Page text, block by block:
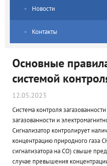
Новости
Контакты
Основные
системой
12.05.2023
Система контроля
загазованности и
Сигнализатор контролирует
концентрацию природного газа
сигнализатора на СО) свыше
случае превышения